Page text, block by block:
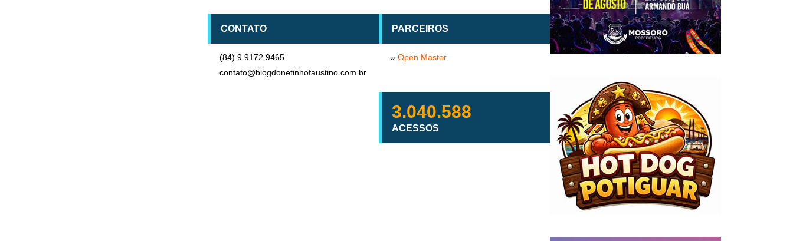
PARCEIROS
» Open Master
CONTATO
(84) 9.9172.9465
contato@blogdonetinhofaustino.com.br
3.040.588
ACESSOS